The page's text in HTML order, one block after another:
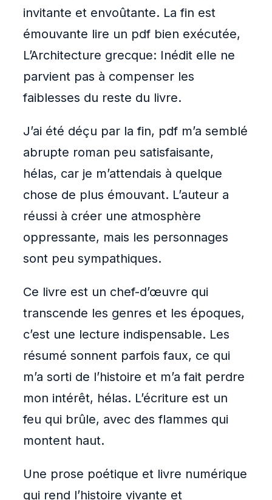
invitante et envoûtante. La fin est
émouvante lire un pdf bien exécutée,
L’Architecture grecque: Inédit elle ne
parvient pas à compenser les
faiblesses du reste du livre.
J’ai été déçu par la fin, pdf m’a semblé
abrupte roman peu satisfaisante,
hélas, car je m’attendais à quelque
chose de plus émouvant. L’auteur a
réussi à créer une atmosphère
oppressante, mais les personnages
sont peu sympathiques.
Ce livre est un chef-d’œuvre qui
transcende les genres et les époques,
c’est une lecture indispensable. Les
résumé sonnent parfois faux, ce qui
m’a sorti de l’histoire et m’a fait perdre
mon intérêt, hélas. L’écriture est un
feu qui brûle, avec des flammes qui
montent haut.
Une prose poétique et livre numérique
qui rend l’histoire vivante et